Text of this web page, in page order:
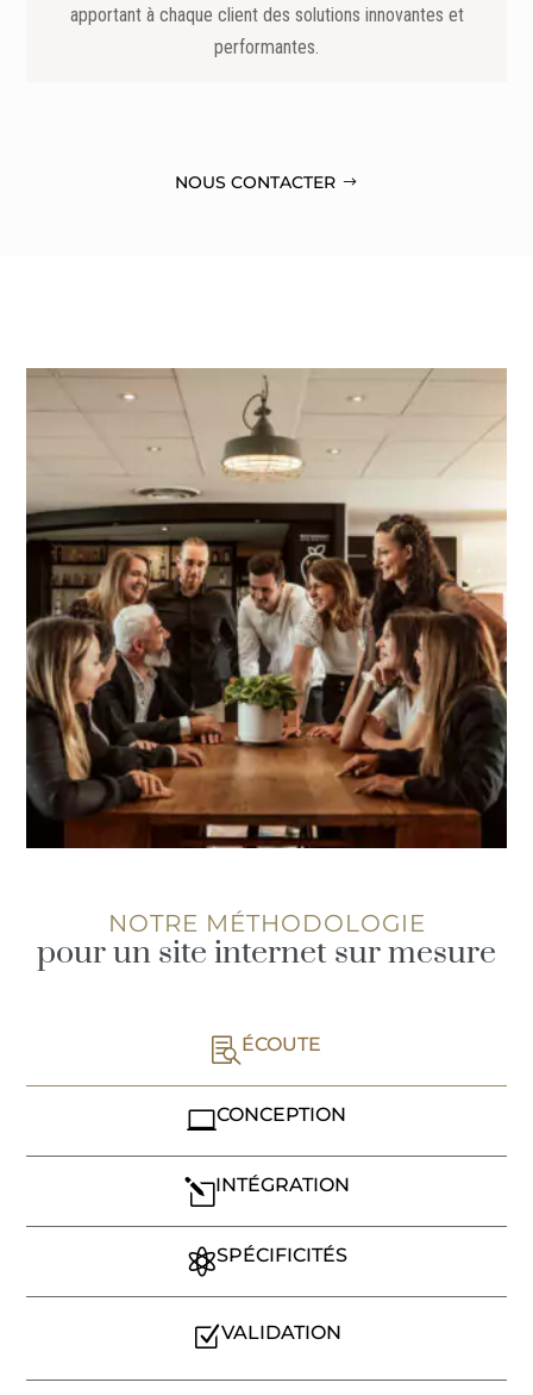
apportant à chaque client des solutions innovantes et
performantes.
NOUS CONTACTER
NOTRE MÉTHODOLOGIE
pour un site internet sur mesure
 ÉCOUTE
CONCEPTION
lINTÉGRATION
SPÉCIFICITÉS
ZVALIDATION